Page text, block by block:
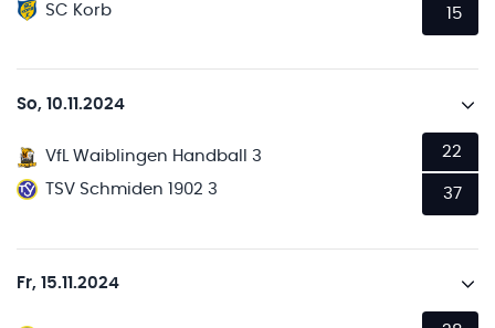
SC Korb
15
So, 10.11.2024
VfL Waiblingen Handball 3
TSV Schmiden 1902 3
22
37
Fr, 15.11.2024